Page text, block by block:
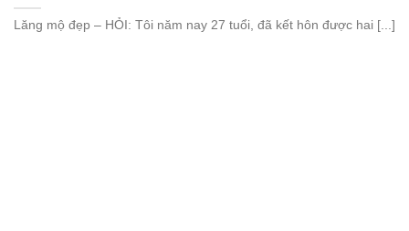
Lăng mộ đẹp – HỎI: Tôi năm nay 27 tuổi, đã kết hôn được hai [...]